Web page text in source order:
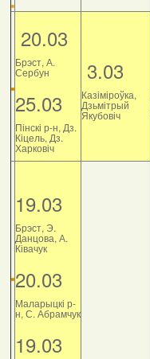
20.03
Брэст, А.
Сербун
25.03
Пінскі р-н, Дз.
Кіцель, Дз.
Харковіч
3.03
Казіміроўка,
Дзьмітрый
Якубовіч
19.03
Брэст, Э.
Данцова, А.
Ківачук
20.03
Маларыцкі р-
н, С. Абрамчук
19.03